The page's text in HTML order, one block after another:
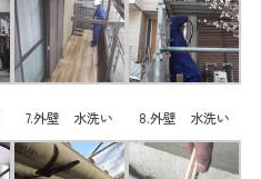
7.外壁 水洗い 8.外壁 水洗い